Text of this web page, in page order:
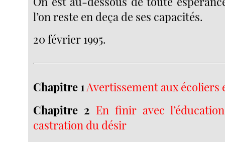
l’on reste en deça de ses capacités.
20 février 1995.
Chapitre 1 Avertissement aux écoliers
Chapitre 2 En finir avec
castration du désir